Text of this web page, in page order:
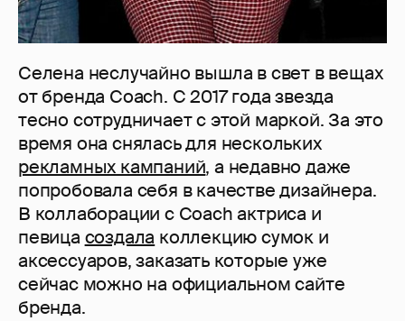
Селена неслучайно вышла в свет в вещах
от бренда Coach. С 2017 года звезда
тесно сотрудничает с этой маркой. За это
время она снялась для нескольких
рекламных кампаний, а недавно даже
попробовала себя в качестве дизайнера.
В коллаборации с Coach актриса и
певица создала коллекцию сумок и
аксессуаров, заказать которые уже
сейчас можно на официальном сайте
бренда.